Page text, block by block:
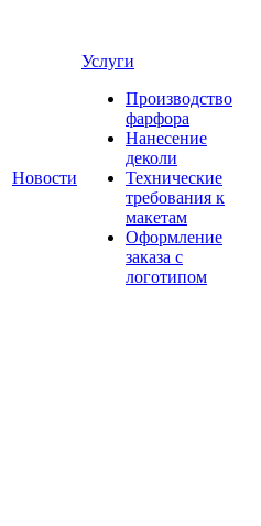
Новости
Услуги
Производство
фарфора
Нанесение
деколи
Технические
требования к
макетам
Оформление
заказа с
логотипом